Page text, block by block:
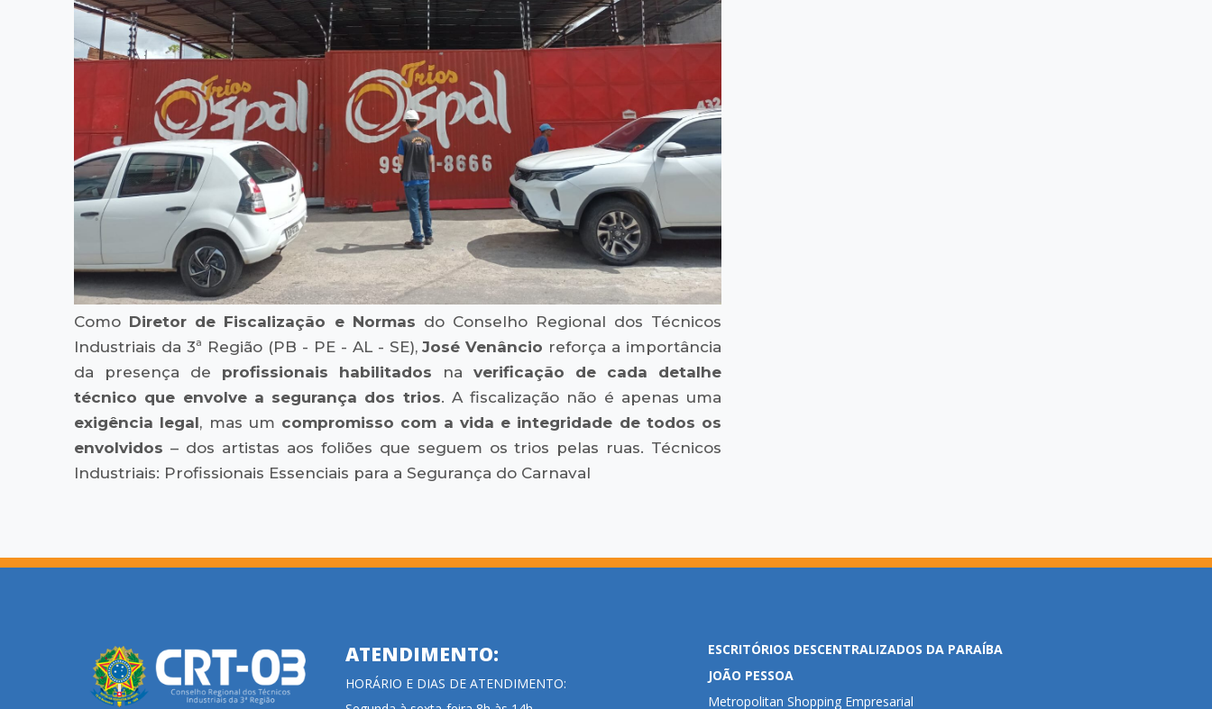
Como Diretor de Fiscalização e Normas do Conselho Regional dos Técnicos
Industriais da 3ª Região (PB - PE - AL - SE),José Venâncio reforça a importância
da presença de profissionais habilitados naverificação de cada detalhe
técnico que envolve a segurança dos trios. A fiscalização não é apenas uma
exigência legal, mas um compromisso com a vida e integridade de todos os
envolvidos – dos artistas aos foliões que seguem os trios pelas ruas. Técnicos
Industriais: Profissionais Essenciais para a Segurança do Carnaval
ATENDIMENTO:
HORÁRIO E DIAS DE ATENDIMENTO:
ESCRITÓRIOS DESCENTRALIZADOS DA PARAÍBA
JOÃO PESSOA
Metropolitan Shopping Empresarial